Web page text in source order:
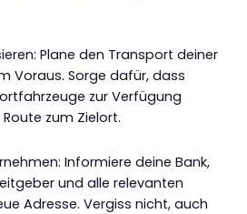
Plane den Transport deiner
Voraus. Sorge dafür, dass
zur Verfügung
zum Zielort.
Informiere deine Bank,
und alle relevanten
Adresse. Vergiss nicht, auch